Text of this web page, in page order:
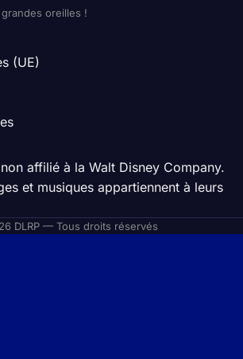
oreilles !
(UE)
affilié à la Walt Disney Company.
et musiques appartiennent à leurs
DLRP — Tous droits réservés